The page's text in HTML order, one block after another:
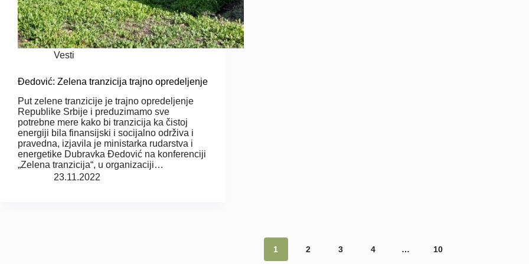
Vesti
Đedović: Zelena tranzicija trajno opredeljenje
Put zelene tranzicije je trajno opredeljenje
Republike Srbije i preduzimamo sve
potrebne mere kako bi tranzicija ka čistoj
energiji bila finansijski i socijalno održiva i
pravedna, izjavila je ministarka rudarstva i
energetike Dubravka Đedović na konferenciji
„Zelena tranzicija“, u organizaciji…
23.11.2022
1 2 3 4 … 10